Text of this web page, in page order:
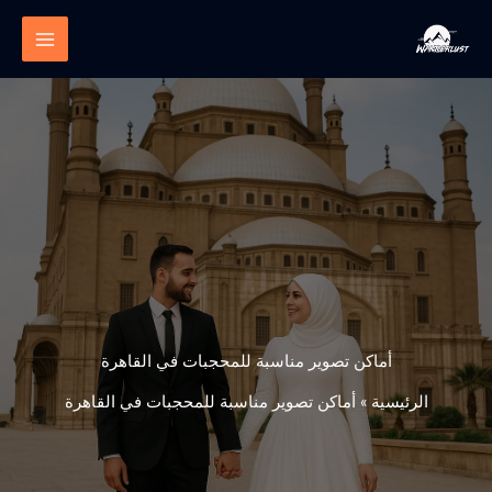
إلى
أماكن تصوير مناسبة للمحجبات في القاهرة
الرئيسية » أماكن تصوير مناسبة للمحجبات في القاهرة